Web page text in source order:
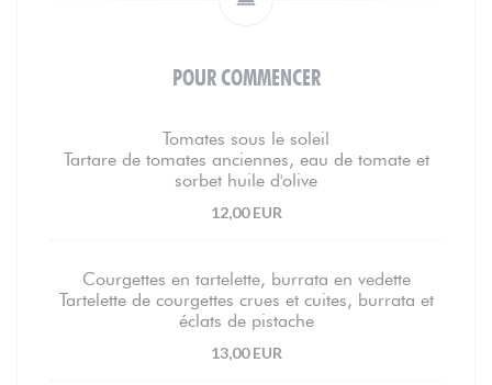
POUR COMMENCER
Tomates sous le soleil
Tartare de tomates anciennes, eau de tomate et
sorbet huile d'olive
12,00 EUR
Courgettes en tartelette, burrata en vedette
Tartelette de courgettes crues et cuites, burrata et
éclats de pistache
13,00 EUR